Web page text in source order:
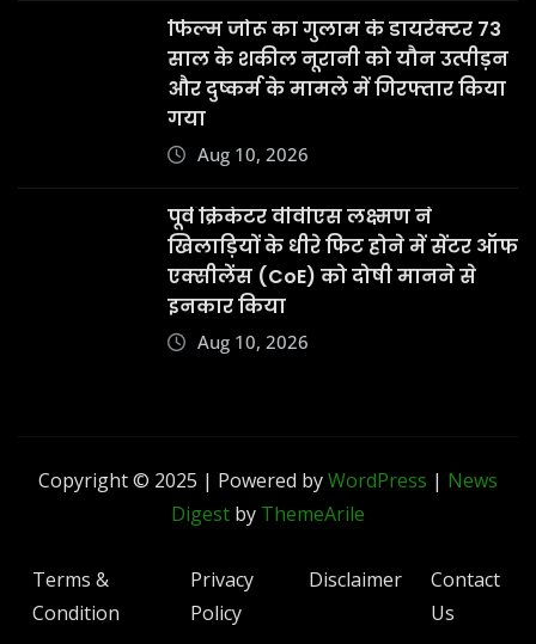
फिल्म जोरू का गुलाम के डायरेक्टर 73
साल के शकील नूरानी को यौन उत्पीड़न
और दुष्कर्म के मामले में गिरफ्तार किया
गया
Aug 10, 2026
पूर्व क्रिकेटर वीवीएस लक्ष्मण ने
खिलाड़ियों के धीरे फिट होने में सेंटर ऑफ
एक्सीलेंस (CoE) को दोषी मानने से
इनकार किया
Aug 10, 2026
Copyright © 2025 | Powered byWordPress | News
Digest by ThemeArile
Terms &
Condition
Privacy
Policy
Disclaimer
Contact
Us